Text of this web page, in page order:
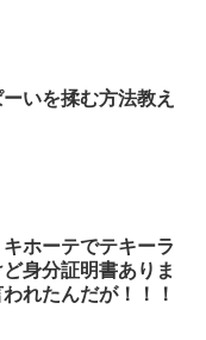
いを揉む方法教え
ホーテでテキーラ
身分証明書ありま
れたんだが！！！